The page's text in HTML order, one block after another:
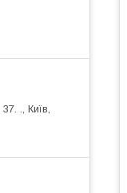
., Київ,